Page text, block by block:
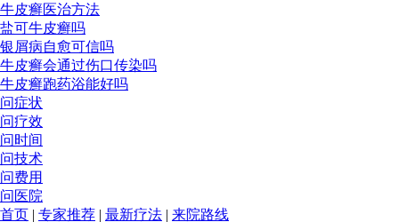
牛皮癣医治方法
盐可牛皮癣吗
银屑病自愈可信吗
牛皮癣会通过伤口传染吗
牛皮癣跑药浴能好吗
问症状
问疗效
问时间
问技术
问费用
问医院
首页 | 专家推荐 | 最新疗法 | 来院路线